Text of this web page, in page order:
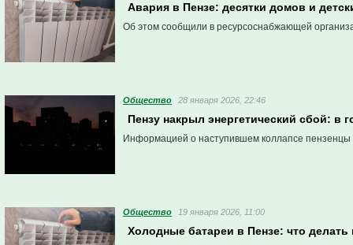
Авария в Пензе: десятки домов и
Об этом сообщили в ресурсоснабжающей
Общество 28 января 2026, 22:46
Пензу накрыл энергетический сбой: в
Информацией о наступившем коллапсе пензенцы
Общество 19 января 2026, 11:00
Холодные батареи в Пензе: что делать